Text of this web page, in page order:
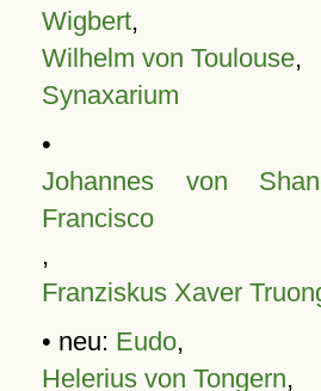
Wigbert,
Wilhelm von Toulouse,
Synaxarium
•
Johannes von
Francisco
,
Franziskus Xaver
• neu: Eudo,
Helerius von Tongern,